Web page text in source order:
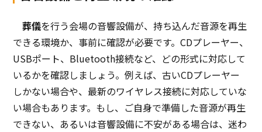
葬儀を行う会場の音響設備が、持ち込んだ音源を再生
できる環境か、事前に確認が必要です。CDプレーヤー、
USBポート、Bluetooth接続など、どの形式に対応して
いるかを確認しましょう。例えば、古いCDプレーヤー
しかない場合や、最新のワイヤレス接続に対応していな
い場合もあります。もし、ご自身で準備した音源が再生
できない、あるいは音響設備に不安がある場合は、迷わ